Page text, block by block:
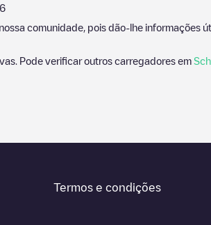
comunidade, pois dão-lhe informações
Pode verificar outros carregadores em
Termos e condições